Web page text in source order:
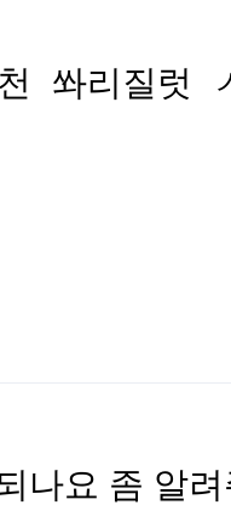
쏴리질럿
나요 좀 알